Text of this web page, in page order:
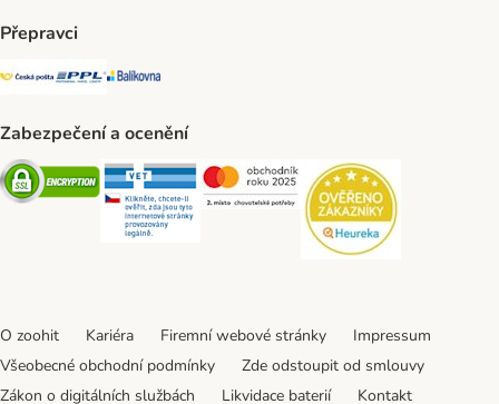
Přepravci
Česká pošta Shipping Method
PPL Shipping Method
Balíkovna Shipping Method
Zabezpečení a ocenění
Security Security Security
O zoohit Kariéra Firemní webové stránky
Impressum
Všeobecné obchodní podmínky
Zde odstoupit od smlouvy
Zákon o digitálních službách
Likvidace baterií Kontakt